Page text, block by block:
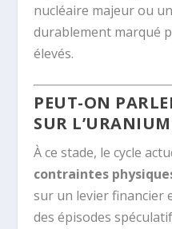
nucléaire majeur ou
durablement marqué
élevés.
PEUT-ON
SUR
À ce stade, le cycle
contraintes
sur un levier financier
des épisodes